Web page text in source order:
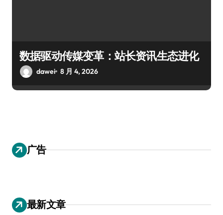
数据驱动传媒变革：站长资讯生态进化
dawei 8 月 4, 2026
广告
最新文章